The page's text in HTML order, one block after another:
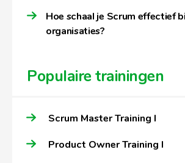
Hoe schaal je Scrum effectief
organisaties?
Populaire trainingen
Scrum Master Training I
Product Owner Training I